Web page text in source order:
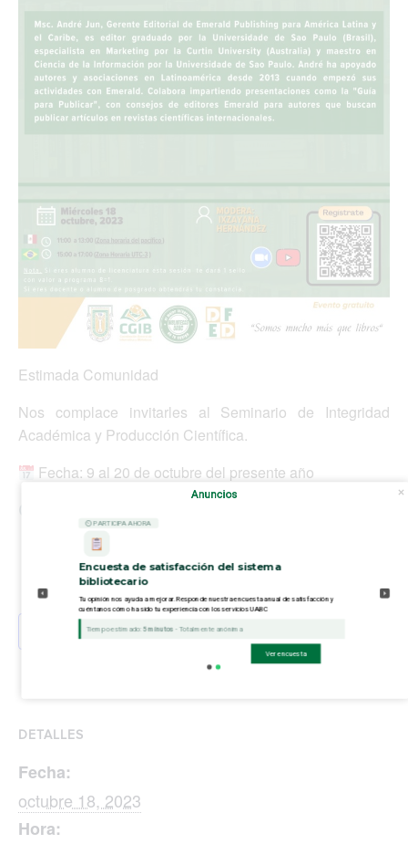
Estimada Comunidad
Nos complace invitarles al Seminario de Integridad
Académica y Producción Científica.
Fecha: 9 al 20 de octubre del presente año
Lugar: Plataforma ZOOM y
Añadir al calendario
DETALLES
Fecha:
octubre 18, 2023
Hora:
Anuncios
⏲ PARTICIPA AHORA
Encuesta de satisfacción del sistema
bibliotecario
Tu opinión nos ayuda a mejorar. Responde nuestra encuesta anual de satisfacción y
cuéntanos cómo ha sido tu experiencia con los servicios UABC
Tiempo estimado:5 minutos - Totalmente anónima
Ver encuesta